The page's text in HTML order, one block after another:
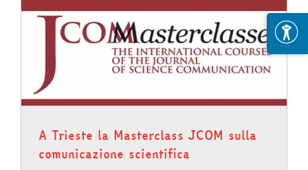
A Trieste la Masterclass JCOM sulla
comunicazione scientifica